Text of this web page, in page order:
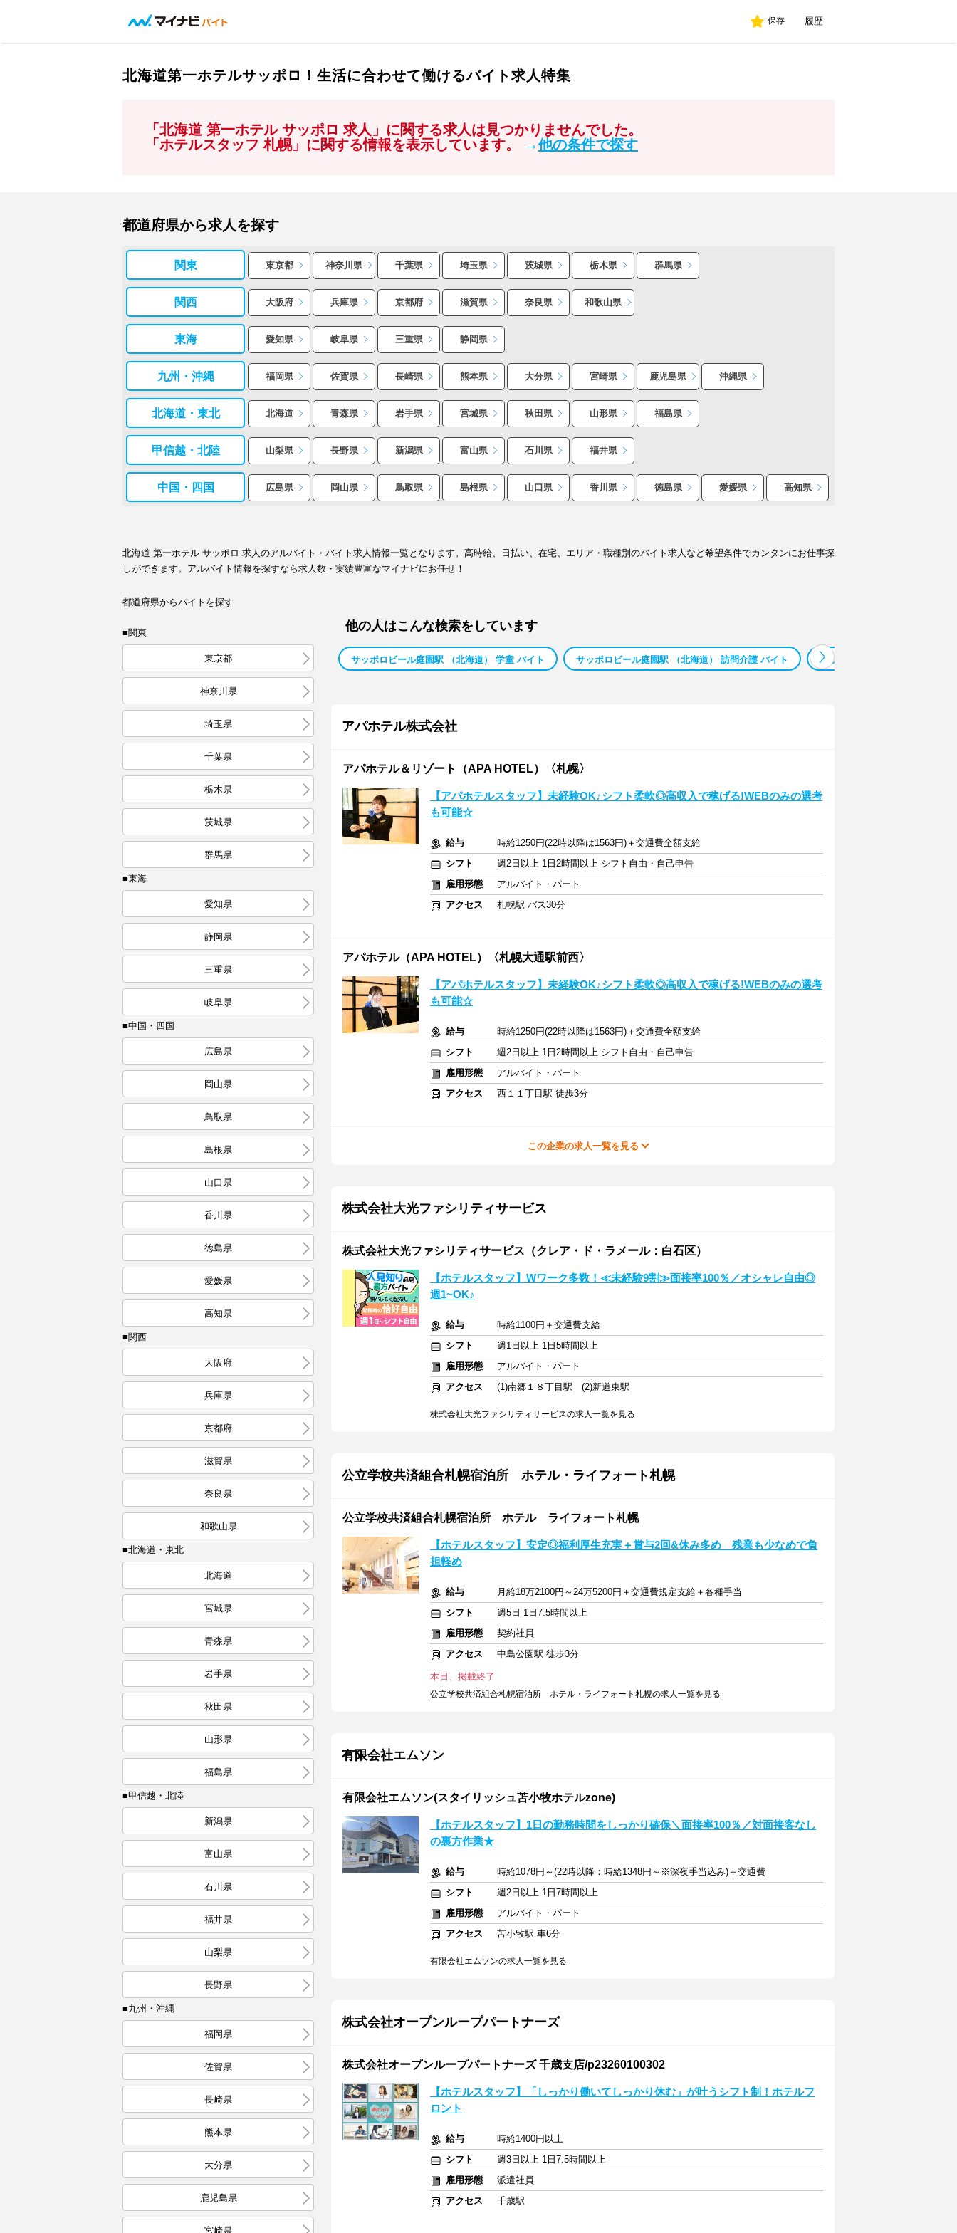
保存 履歴
北海道第一ホテルサッポロ！生活に合わせて働けるバイト求人特集
「北海道 第一ホテル サッポロ 求人」に関する求人は見つかりませんでした。
「ホテルスタッフ 札幌」に関する情報を表示しています。
→他の条件で探す
都道府県から求人を探す
関東 東京都 神奈川県 千葉県 埼玉県 茨城県 栃木県 群馬県
関西 大阪府 兵庫県 京都府 滋賀県 奈良県 和歌山県
東海 愛知県 岐阜県 三重県 静岡県
九州・沖縄 福岡県 佐賀県 長崎県 熊本県 大分県 宮崎県 鹿児島県 沖縄県
北海道・東北 北海道 青森県 岩手県 宮城県 秋田県 山形県 福島県
甲信越・北陸 山梨県 長野県 新潟県 富山県 石川県 福井県
中国・四国 広島県 岡山県 鳥取県 島根県 山口県 香川県 徳島県 愛媛県 高知県
北海道 第一ホテル サッポロ 求人のアルバイト・バイト求人情報一覧となります。高時給、日払い、在宅、エリア・職種別のバイト求人など希望条件でカンタンにお仕事探
しができます。アルバイト情報を探すなら求人数・実績豊富なマイナビにお任せ！
都道府県からバイトを探す
■関東
東京都
神奈川県
埼玉県
千葉県
栃木県
茨城県
群馬県
■東海
愛知県
静岡県
三重県
岐阜県
■中国・四国
広島県
岡山県
鳥取県
島根県
山口県
香川県
徳島県
愛媛県
高知県
■関西
大阪府
兵庫県
京都府
滋賀県
奈良県
和歌山県
■北海道・東北
北海道
宮城県
青森県
岩手県
秋田県
山形県
福島県
■甲信越・北陸
新潟県
富山県
石川県
福井県
山梨県
長野県
■九州・沖縄
福岡県
佐賀県
長崎県
熊本県
大分県
鹿児島県
宮崎県
他の人はこんな検索をしています
サッポロビール庭園駅 （北海道） 学童 バイト サッポロビール庭園駅 （北海道） 訪問介護 バイト サッポロビール庭園駅 （北海道
アパホテル株式会社
アパホテル＆リゾート（APA HOTEL）〈札幌〉
【アパホテルスタッフ】未経験OK♪シフト柔軟◎高収入で稼げる!WEBのみの選考
も可能☆
給与
時給1250円(22時以降は1563円)＋交通費全額支給
シフト
週2日以上 1日2時間以上 シフト自由・自己申告
雇用形態
アルバイト・パート
アクセス
札幌駅 バス30分
アパホテル（APA HOTEL）〈札幌大通駅前西〉
【アパホテルスタッフ】未経験OK♪シフト柔軟◎高収入で稼げる!WEBのみの選考
も可能☆
給与
時給1250円(22時以降は1563円)＋交通費全額支給
シフト
週2日以上 1日2時間以上 シフト自由・自己申告
雇用形態
アルバイト・パート
アクセス
西１１丁目駅 徒歩3分
この企業の求人一覧を見る
株式会社大光ファシリティサービス
株式会社大光ファシリティサービス（クレア・ド・ラメール：白石区）
【ホテルスタッフ】Wワーク多数！≪未経験9割≫面接率100％／オシャレ自由◎
週1~OK♪
給与
時給1100円＋交通費支給
シフト
週1日以上 1日5時間以上
雇用形態
アルバイト・パート
アクセス
(1)南郷１８丁目駅 (2)新道東駅
株式会社大光ファシリティサービスの求人一覧を見る
公立学校共済組合札幌宿泊所 ホテル・ライフォート札幌
公立学校共済組合札幌宿泊所 ホテル ライフォート札幌
【ホテルスタッフ】安定◎福利厚生充実＋賞与2回&休み多め 残業も少なめで負
担軽め
給与
月給18万2100円～24万5200円＋交通費規定支給＋各種手当
シフト
週5日 1日7.5時間以上
雇用形態
契約社員
アクセス
中島公園駅 徒歩3分
本日、掲載終了
公立学校共済組合札幌宿泊所 ホテル・ライフォート札幌の求人一覧を見る
有限会社エムソン
有限会社エムソン(スタイリッシュ苫小牧ホテルzone)
【ホテルスタッフ】1日の勤務時間をしっかり確保＼面接率100％／対面接客なし
の裏方作業★
給与
時給1078円～(22時以降：時給1348円～※深夜手当込み)＋交通費
シフト
週2日以上 1日7時間以上
雇用形態
アルバイト・パート
アクセス
苫小牧駅 車6分
有限会社エムソンの求人一覧を見る
株式会社オープンループパートナーズ
株式会社オープンループパートナーズ 千歳支店/p23260100302
【ホテルスタッフ】「しっかり働いてしっかり休む」が叶うシフト制！ホテルフ
ロント
給与
時給1400円以上
シフト
週3日以上 1日7.5時間以上
雇用形態
派遣社員
アクセス
千歳駅